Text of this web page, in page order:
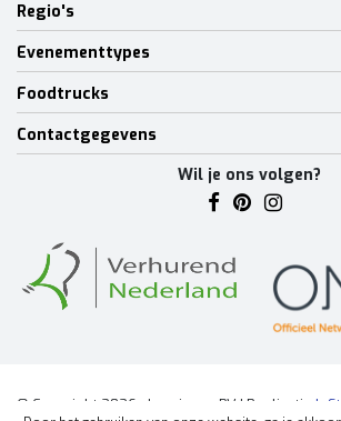
Regio's
Evenementtypes
Foodtrucks
Contactgegevens
Wil je ons volgen?
© Copyright 2026 - Lumineux BV | Realisatie